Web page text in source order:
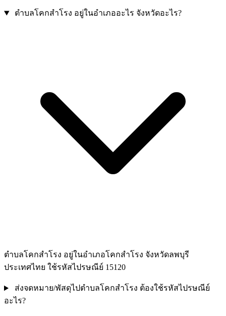
ตำบลโคกสำโรง อยู่ในอำเภออะไร จังหวัดอะไร?
ตำบลโคกสำโรง อยู่ในอำเภอโคกสำโรง จังหวัดลพบุรี
ประเทศไทย ใช้รหัสไปรษณีย์ 15120
ส่งจดหมาย/พัสดุไปตำบลโคกสำโรง ต้องใช้รหัสไปรษณีย์
อะไร?